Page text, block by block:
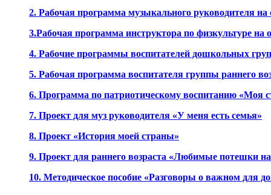
2. Рабочая программа музыкального руководителя
3.Рабочая программа инструктора по физкультуре
4. Рабочие программы воспитателей дошкольных
5. Рабочая программа воспитателя группы раннего
6. Программа по патриотическому воспитанию «Моя
7. Проект для муз руководителя «У меня есть семья»
8. Проект «История моей страны»
9. Проект для раннего возраста «Любимые потешки
10. Методическое пособие «Разговоры о важном для